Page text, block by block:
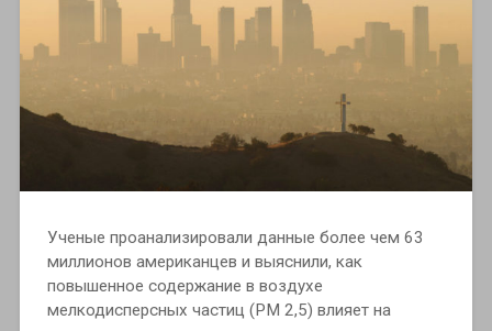
Ученые проанализировали данные более чем 63
миллионов американцев и выяснили, как
повышенное содержание в воздухе
мелкодисперсных частиц (РМ 2,5) влияет на